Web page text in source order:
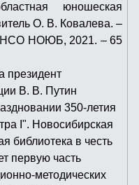
юношеская
О. В. Ковалева. –
НСО НОЮБ, 2021. – 65
президент
В. В. Путин
350-летия
I". Новосибирская
библиотека в честь
первую часть
методических